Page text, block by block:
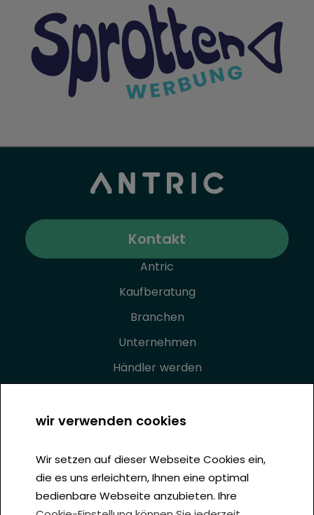
Kontakt
Antric
Kaufberatung
Branchen
Unternehmen
Händler werden
Förderung
Impressum
Datenschutz
wir verwenden cookies
Wir setzen auf dieser Webseite Cookies ein,
die es uns erleichtern, Ihnen eine optimal
bedienbare Webseite anzubieten. Ihre